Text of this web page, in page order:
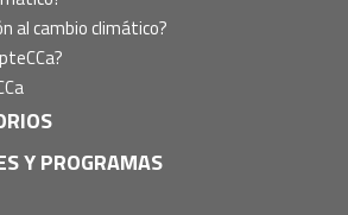
al cambio climático?
Y PROGRAMAS